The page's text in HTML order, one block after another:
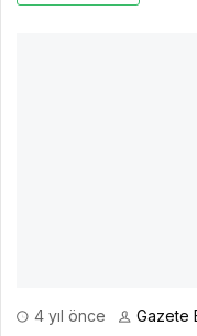
4 yıl önce Gazete